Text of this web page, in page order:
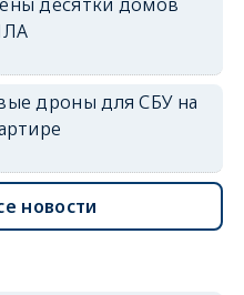
дроны для СБУ на
новости